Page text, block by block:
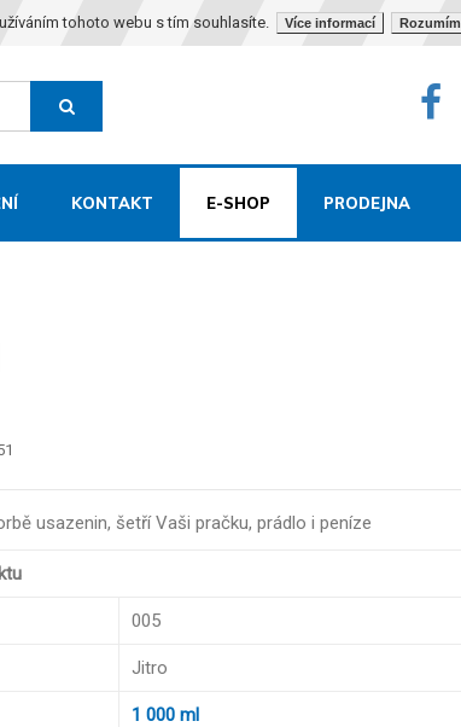
tohoto webu s tím souhlasíte. Více informací Rozumím
KONTAKT E-SHOP PRODEJNA
usazenin, šetří Vaši pračku, prádlo i peníze
005
Jitro
1 000 ml